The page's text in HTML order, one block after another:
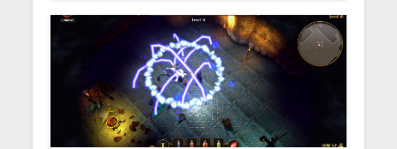
приключения! Откройте для себя мир
мозаичного платформера со смещением и
найдите ответ на главный вопрос: кто же такой
Пончо? Мир разрушен, от человечества не
осталось и следа. Теперь правят роботы. Но
для Пончо приключения только начинаются!
Исследуйте открытый мир, полный ярких
персонажей, обходите препятствия и решайте